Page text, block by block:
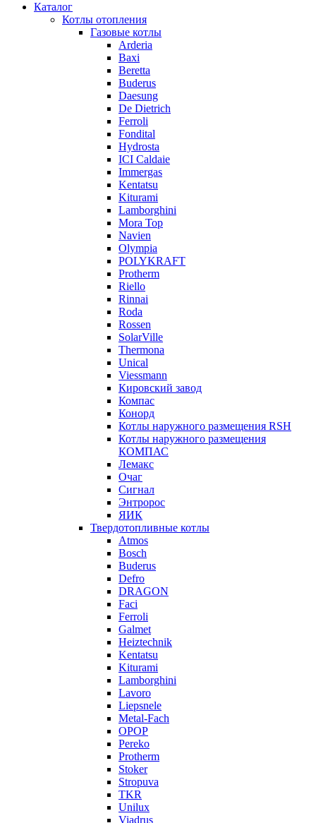
Каталог
Котлы отопления
Газовые котлы
Arderia
Baxi
Beretta
Buderus
Daesung
De Dietrich
Ferroli
Fondital
Hydrosta
ICI Caldaie
Immergas
Kentatsu
Kiturami
Lamborghini
Mora Top
Navien
Olympia
POLYKRAFT
Protherm
Riello
Rinnai
Roda
Rossen
SolarVille
Thermona
Unical
Viessmann
Кировский завод
Компас
Конорд
Котлы наружного размещения RSH
Котлы наружного размещения
КОМПАС
Лемакс
Очаг
Сигнал
Энтророс
ЯИК
Твердотопливные котлы
Atmos
Bosch
Buderus
Defro
DRAGON
Faci
Ferroli
Galmet
Heiztechnik
Kentatsu
Kiturami
Lamborghini
Lavoro
Liepsnele
Metal-Fach
OPOP
Pereko
Protherm
Stoker
Stropuva
TKR
Unilux
Viadrus